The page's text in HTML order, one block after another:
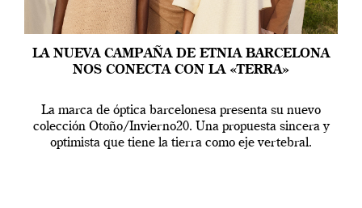
LA NUEVA CAMPAÑA DE ETNIA BARCELONA
NOS CONECTA CON LA «TERRA»
La marca de óptica barcelonesa presenta su nuevo
colección Otoño/Invierno20. Una propuesta sincera y
optimista que tiene la tierra como eje vertebral.